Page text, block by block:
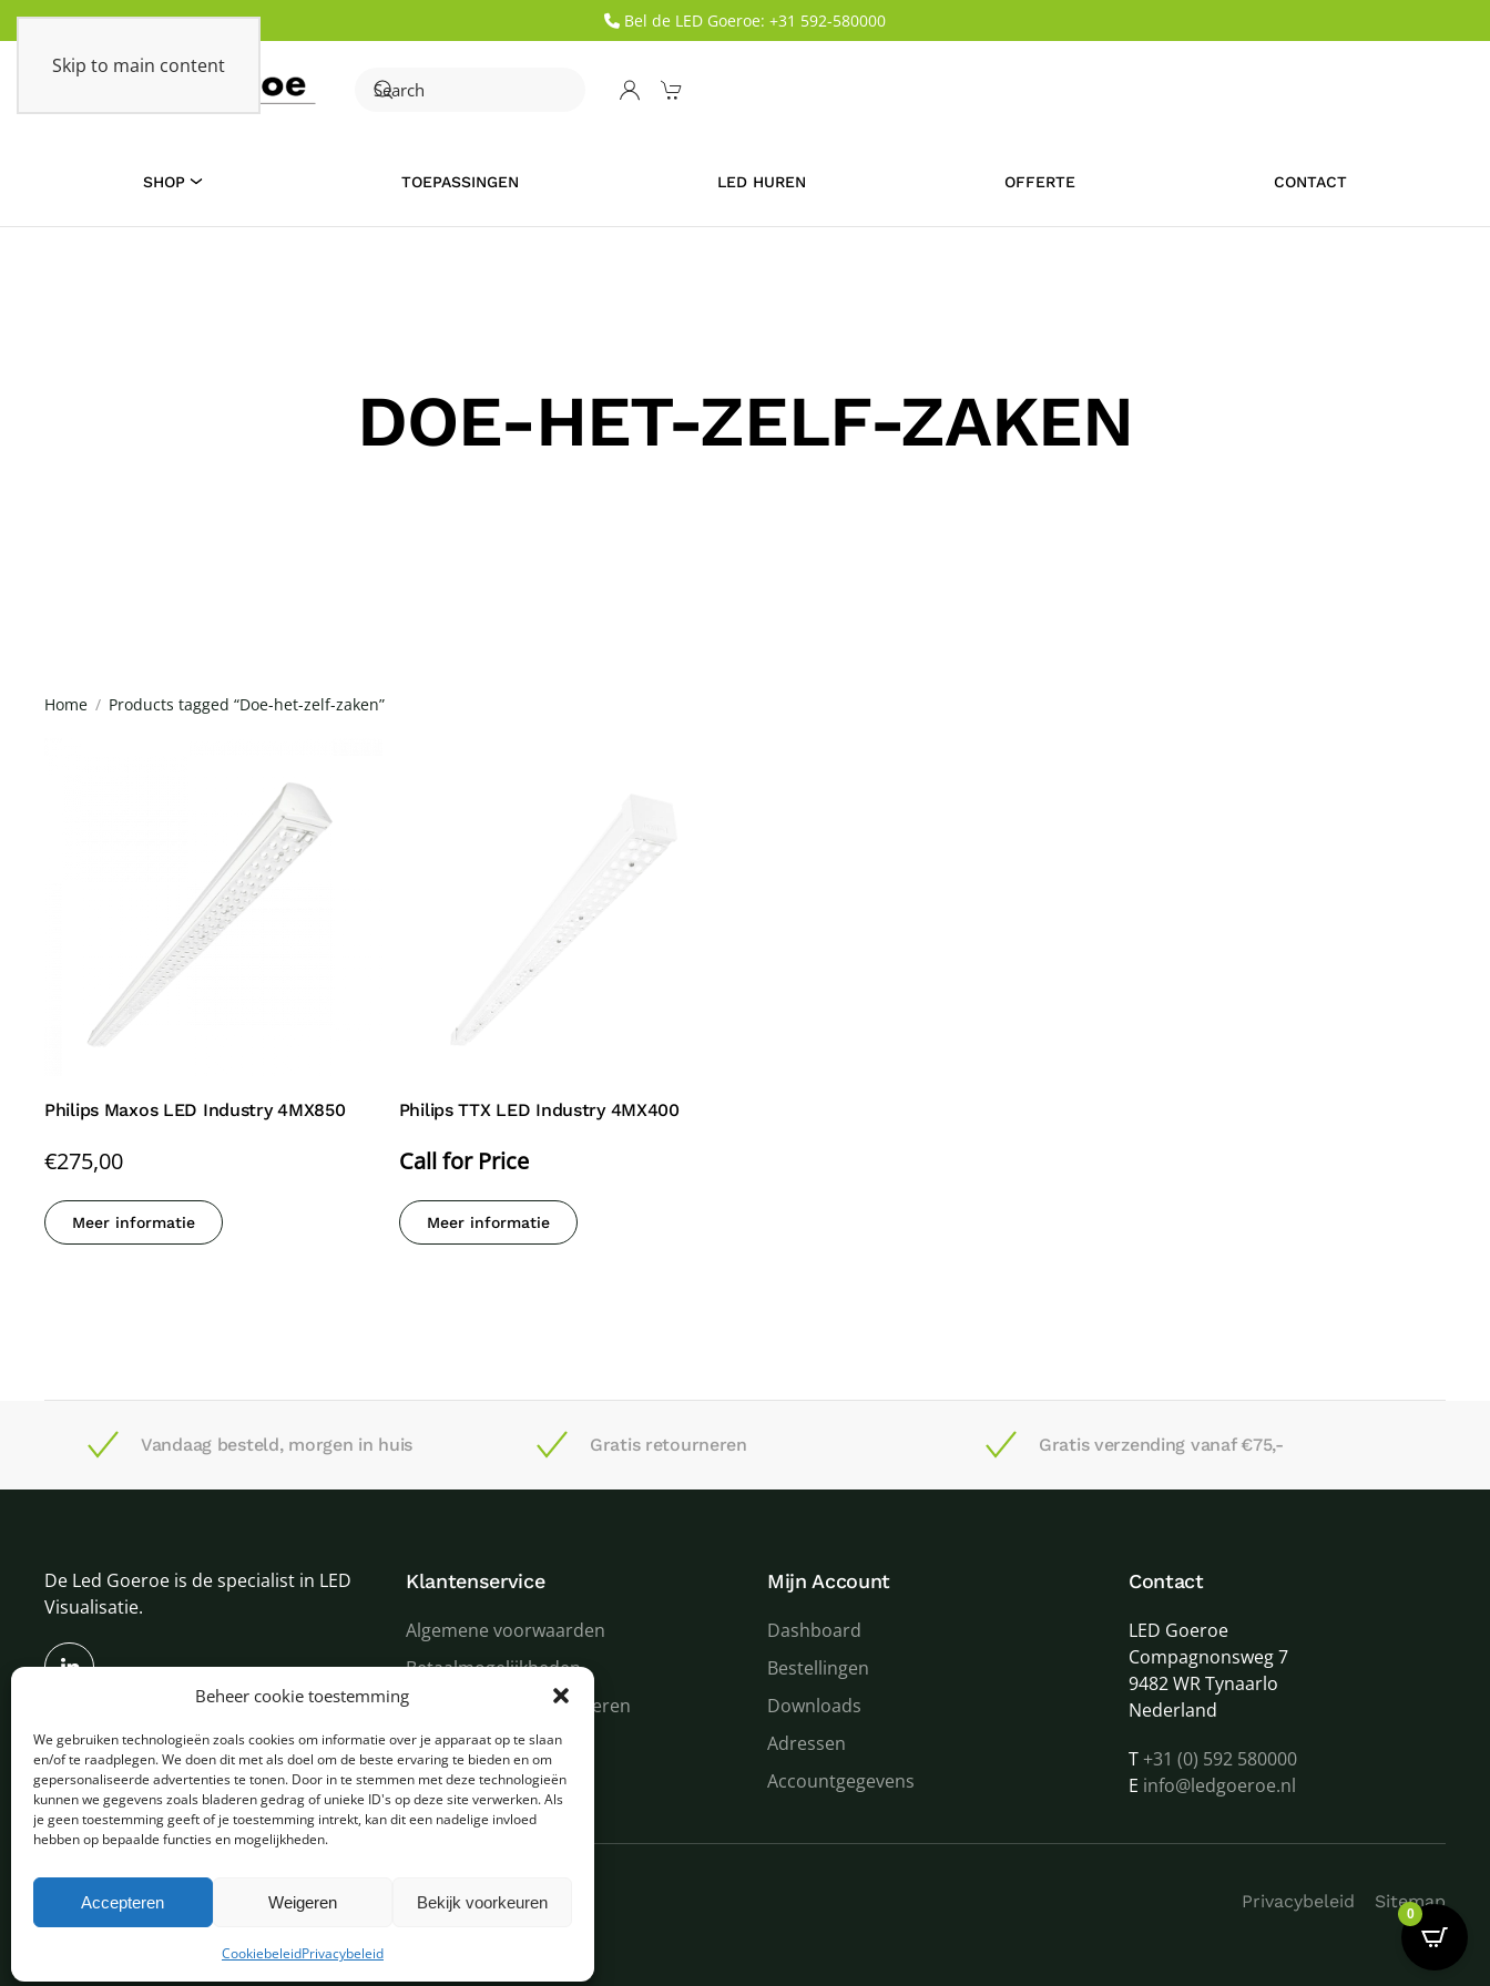
Beheer cookie toestemming
We gebruiken technologieën zoals cookies om informatie over je apparaat op te slaan
en/of te raadplegen. We doen dit met als doel om de beste ervaring te bieden en om
gepersonaliseerde advertenties te tonen. Door in te stemmen met deze technologieën
kunnen we gegevens zoals bladeren gedrag of unieke ID's op deze site verwerken. Als
je geen toestemming geeft of je toestemming intrekt, kan dit een nadelige invloed
hebben op bepaalde functies en mogelijkheden.
Accepteren Weigeren Bekijk voorkeuren
CookiebeleidPrivacybeleid
Skip to main content
Bel de LED Goeroe: +31 592-580000
SHOP TOEPASSINGEN LED HUREN OFFERTE CONTACT
DOE-HET-ZELF-ZAKEN
Home Products tagged “Doe-het-zelf-zaken”
Philips Maxos LED Industry 4MX850
€275,00
Meer informatie
Philips TTX LED Industry 4MX400
Call for Price
Meer informatie
Vandaag besteld, morgen in huis Gratis retourneren Gratis verzending vanaf €75,-
De Led Goeroe is de specialist in LED
Visualisatie.
Klantenservice
Algemene voorwaarden
Betaalmogelijkheden
Verzenden en retourneren
Garantie en service
Over ons
Mijn Account
Dashboard
Bestellingen
Downloads
Adressen
Accountgegevens
Contact
LED Goeroe
Compagnonsweg 7
9482 WR Tynaarlo
Nederland
T+31 (0) 592 580000
E info@ledgoeroe.nl
Copyright © 2025 - Alle rechten voorbehouden Privacybeleid Sitemap
0